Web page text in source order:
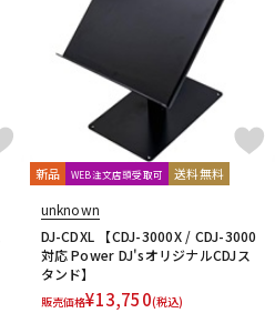
新品 WEB注文店頭受取可 送料無料
unknown
DJ-CDXL 【CDJ-3000X / CDJ-3000
対応 Power DJ'sオリジナルCDJス
タンド】
販売価格¥13,750(税込)